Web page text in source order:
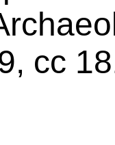
сс